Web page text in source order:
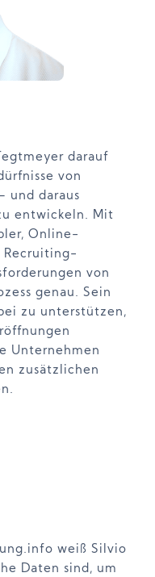
darauf
von
und daraus
entwickeln. Mit
Online-
Recruiting-
von
genau. Sein
zu unterstützen,
Unternehmen
zusätzlichen
weiß Silvio
Daten sind, um